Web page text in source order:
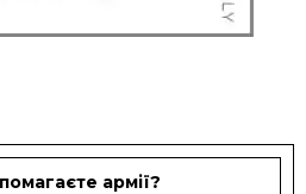
армії?